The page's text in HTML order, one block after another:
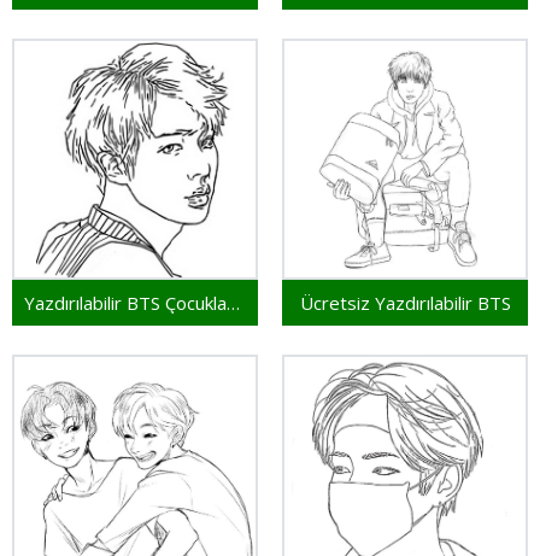
Yazdırılabilir BTS Çocuklar İçin Ücretsiz Yazdırılabilir BTS